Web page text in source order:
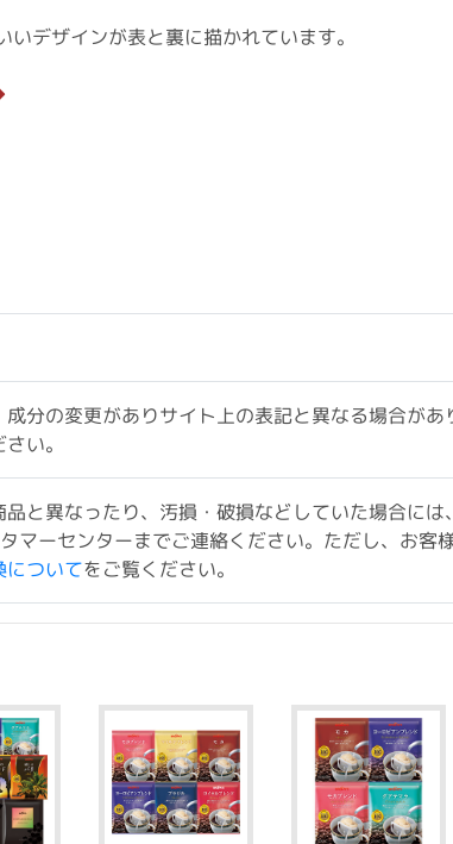
デザインが表と裏に描かれています。
分の変更がありサイト上の表記と異なる場合が
い。
と異なったり、汚損・破損などしていた場合に
マーセンターまでご連絡ください。ただし、お客
についてをご覧ください。